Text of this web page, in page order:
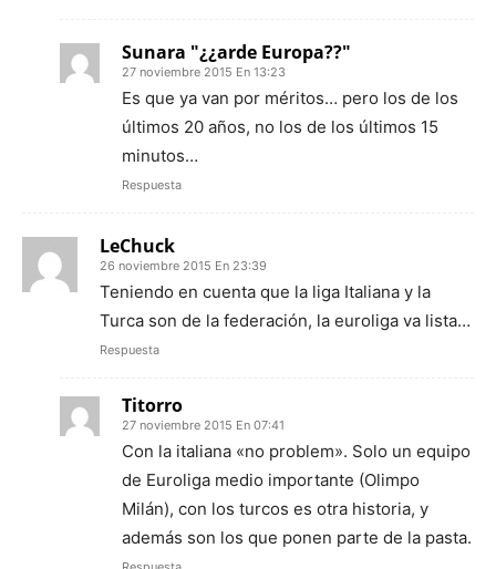
Sunara "¿¿arde Europa??"
27 noviembre 2015 En 13:23
Es que ya van por méritos… pero los de los
últimos 20 años, no los de los últimos 15
minutos…
Respuesta
LeChuck
26 noviembre 2015 En 23:39
Teniendo en cuenta que la liga Italiana y la
Turca son de la federación, la euroliga va lista…
Respuesta
Titorro
27 noviembre 2015 En 07:41
Con la italiana «no problem». Solo un equipo
de Euroliga medio importante (Olimpo
Milán), con los turcos es otra historia, y
además son los que ponen parte de la pasta.